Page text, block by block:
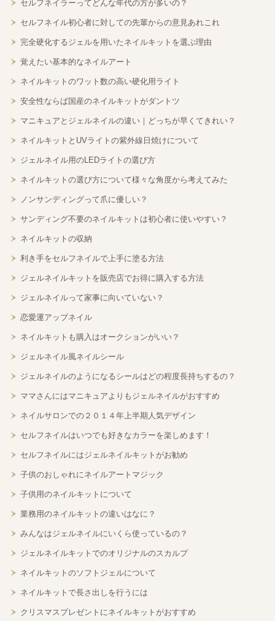
セルフネイラーってどんな年代の方が多いの？
セルフネイル初心者に対しての先輩からの意見あれこれ
完全硬化するジェルを用いたネイルキットを選ぶ理由
覚えたい基本的なネイルアート
ネイルキットのワット数の高い硬化用ライト
安全性ならば国産のネイルキットがダントツ
マニキュアとジェルネイルの違い｜どっちが早くてきれい？
ネイルキットとUVライトの紫外線日焼けについて
ジェルネイル用のLEDライトの選び方
ネイルキットの選び方について様々な角度から考えてみた
ノンサンディングって爪に優しい？
サンディング不要のネイルキットは初心者に使いやすい？
ネイルキットの収納
利き手をセルフネイルで上手に塗る方法
ジェルネイルキットを販売店でお得に購入する方法
ジェルネイルって家事に向いていない？
恋愛運アップネイル
ネイルキットも購入はオークションがいい？
ジェルネイル風ネイルシール
ジェルネイルのようになるシールはどの程度長持ちするの？
ママさんにはマニキュアよりもジェルネイルがおすすめ
ネイルサロンでの２０１４年上半期人気デザイン
セルフネイルはいつでも好きなカラーを楽しめます！
セルフネイルにはジェルネイルキットがお勧め
子供のおしゃれにネイルアートマジック
子供用のネイルキットについて
業務用のネイルキットの違いはなに？
みんなはジェルネイルにいくら使っているの？
ジェルネイルキットでのオリジナルのスカルプ
ネイルキットのソフトジェルについて
ネイルキットで長さ出しを行うには
クリスマスプレゼントにネイルキットがおすすめ